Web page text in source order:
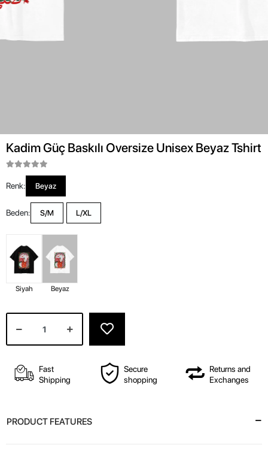
Kadim Güç Baskılı Oversize Unisex Beyaz Tshirt
Renk: Beyaz
Beden: S/M L/XL
Siyah Beyaz
Fast
Shipping
Secure
shopping
Returns and
Exchanges
PRODUCT FEATURES